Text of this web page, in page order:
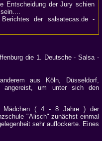
Entscheidung der Jury schien
der salsatecas.de -
die 1. Deutsche - Salsa -
aus Köln, Düsseldorf,
angereist, um unter sich den
Mädchen ( 4 - 8 Jahre ) der
"Alisch" zunächst einmal
sehr auflockerte. Eines